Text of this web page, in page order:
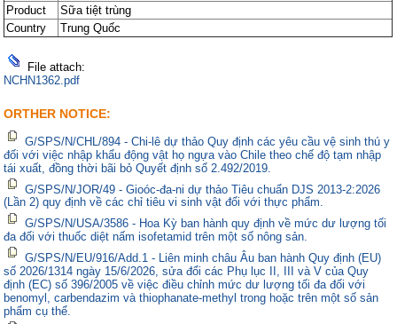
Product
Sữa tiệt trùng
Country
Trung Quốc
File attach:
NCHN1362.pdf
ORTHER NOTICE:
G/SPS/N/CHL/894 - Chi-lê dự thảo Quy định các yêu cầu vệ sinh thú y
đối với việc nhập khẩu động vật họ ngựa vào Chile theo chế độ tạm nhập
tái xuất, đồng thời bãi bỏ Quyết định số 2.492/2019.
G/SPS/N/JOR/49 - Gioóc-đa-ni dự thảo Tiêu chuẩn DJS 2013-2:2026
(Lần 2) quy định về các chỉ tiêu vi sinh vật đối với thực phẩm.
G/SPS/N/USA/3586 - Hoa Kỳ ban hành quy định về mức dư lượng tối
đa đối với thuốc diệt nấm isofetamid trên một số nông sản.
G/SPS/N/EU/916/Add.1 - Liên minh châu Âu ban hành Quy định (EU)
số 2026/1314 ngày 15/6/2026, sửa đổi các Phụ lục II, III và V của Quy
định (EC) số 396/2005 về việc điều chỉnh mức dư lượng tối đa đối với
benomyl, carbendazim và thiophanate-methyl trong hoặc trên một số sản
phẩm cụ thể.